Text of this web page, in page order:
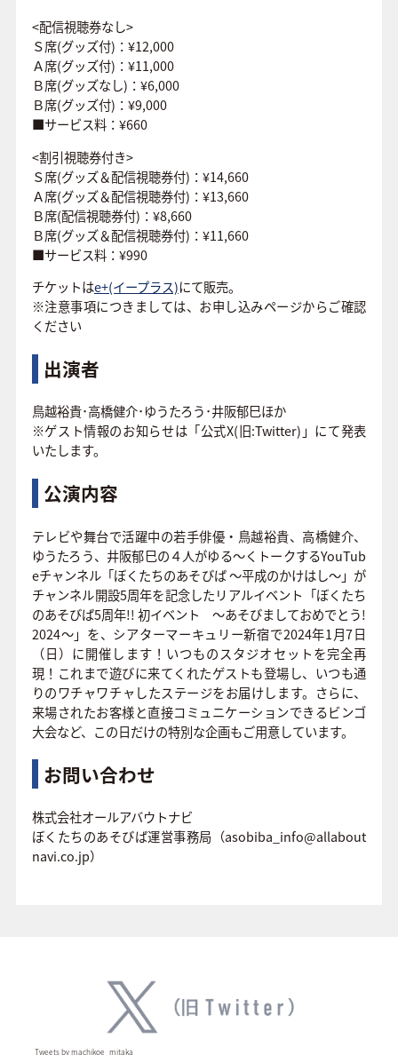
<配信視聴券なし>
Ｓ席(グッズ付)：¥12,000
Ａ席(グッズ付)：¥11,000
Ｂ席(グッズなし)：¥6,000
Ｂ席(グッズ付)：¥9,000
■サービス料：¥660
<割引視聴券付き>
Ｓ席(グッズ＆配信視聴券付)：¥14,660
Ａ席(グッズ＆配信視聴券付)：¥13,660
Ｂ席(配信視聴券付)：¥8,660
Ｂ席(グッズ＆配信視聴券付)：¥11,660
■サービス料：¥990
チケットはe+(イープラス)にて販売。
※注意事項につきましては、お申し込みページからご確認
ください
出演者
鳥越裕貴･高橋健介･ゆうたろう･井阪郁巳ほか
※ゲスト情報のお知らせは「公式X(旧:Twitter)」にて発表
いたします。
公演内容
テレビや舞台で活躍中の若手俳優・鳥越裕貴、高橋健介、
ゆうたろう、井阪郁巳の４人がゆる～くトークするYouTub
eチャンネル「ぼくたちのあそびば ～平成のかけはし～」が
チャンネル開設5周年を記念したリアルイベント「ぼくたち
のあそびば5周年!! 初イベント ～あそびましておめでとう!
2024～」を、シアターマーキュリー新宿で2024年1月7日
（日）に開催します！いつものスタジオセットを完全再
現！これまで遊びに来てくれたゲストも登場し、いつも通
りのワチャワチャしたステージをお届けします。さらに、
来場されたお客様と直接コミュニケーションできるビンゴ
大会など、この日だけの特別な企画もご用意しています。
お問い合わせ
株式会社オールアバウトナビ
ぼくたちのあそびば運営事務局（asobiba_info@allabout
navi.co.jp）
Tweets by machikoe_mitaka